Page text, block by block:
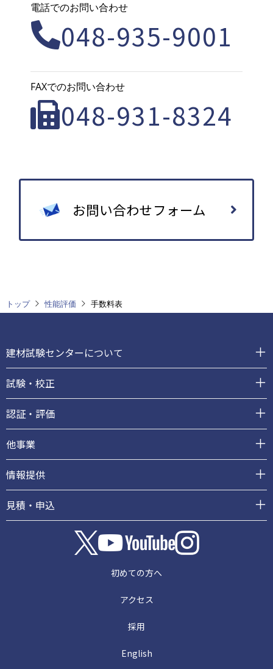
電話でのお問い合わせ
048-935-9001
FAXでのお問い合わせ
048-931-8324
お問い合わせフォーム
トップ 性能評価 手数料表
ッ
タ
ー
建材試験センターについて
試験・校正
認証・評価
他事業
情報提供
見積・申込
初めての方へ
アクセス
採用
English